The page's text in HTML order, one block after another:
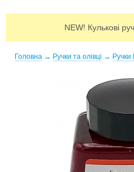
NEW! Кулькові
Головна → Ручки та олівці → Ручки